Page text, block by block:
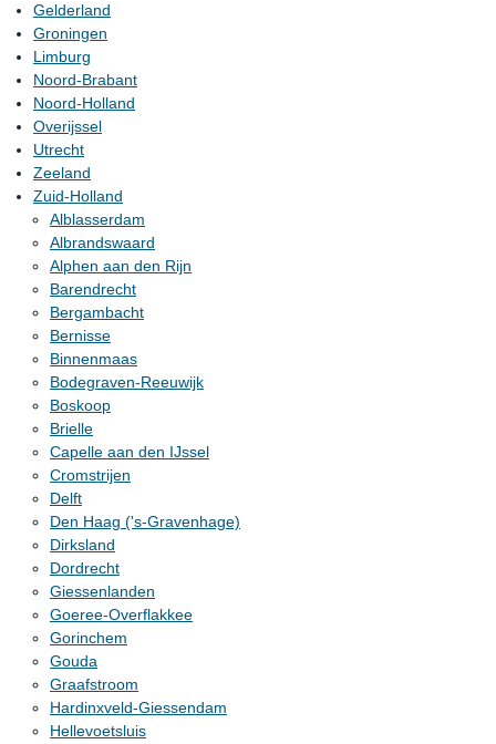
Gelderland
Groningen
Limburg
Noord-Brabant
Noord-Holland
Overijssel
Utrecht
Zeeland
Zuid-Holland
Alblasserdam
Albrandswaard
Alphen aan den Rijn
Barendrecht
Bergambacht
Bernisse
Binnenmaas
Bodegraven-Reeuwijk
Boskoop
Brielle
Capelle aan den IJssel
Cromstrijen
Delft
Den Haag ('s-Gravenhage)
Dirksland
Dordrecht
Giessenlanden
Goeree-Overflakkee
Gorinchem
Gouda
Graafstroom
Hardinxveld-Giessendam
Hellevoetsluis